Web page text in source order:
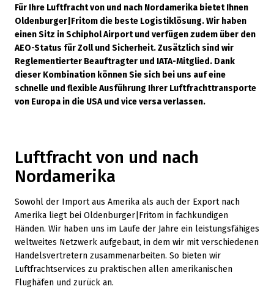
Für Ihre Luftfracht von und nach Nordamerika bietet Ihnen
Oldenburger|Fritom die beste Logistiklösung. Wir haben
einen Sitz in Schiphol Airport und verfügen zudem über den
AEO-Status für Zoll und Sicherheit. Zusätzlich sind wir
Reglementierter Beauftragter und IATA-Mitglied. Dank
dieser Kombination können Sie sich bei uns auf eine
schnelle und flexible Ausführung Ihrer Luftfrachttransporte
von Europa in die USA und vice versa verlassen.
Luftfracht von und nach
Nordamerika
Sowohl der Import aus Amerika als auch der Export nach
Amerika liegt bei Oldenburger|Fritom in fachkundigen
Händen. Wir haben uns im Laufe der Jahre ein leistungsfähiges
weltweites Netzwerk aufgebaut, in dem wir mit verschiedenen
Handelsvertretern zusammenarbeiten. So bieten wir
Luftfrachtservices zu praktischen allen amerikanischen
Flughäfen und zurück an.